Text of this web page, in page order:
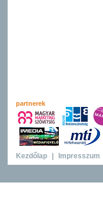
partnerek
Kezdőlap Impresszum